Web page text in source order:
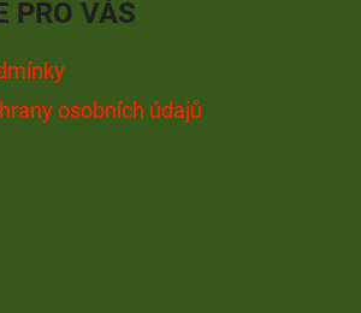
K
V
Ý
PRO VÁS
osobních údajů